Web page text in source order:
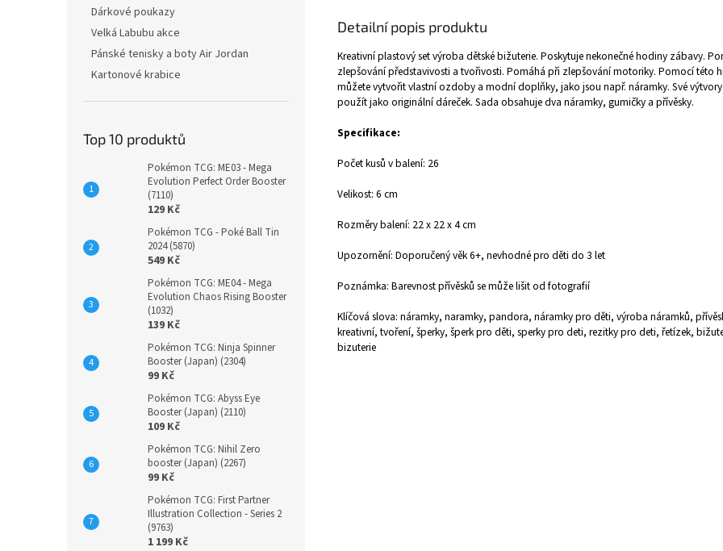
Dárkové poukazy
Velká Labubu akce
Pánské tenisky a boty Air Jordan
Kartonové krabice
Top 10 produktů
Pokémon TCG: ME03 - Mega
Evolution Perfect Order Booster
(7110)
129 Kč
Pokémon TCG - Poké Ball Tin
2024 (5870)
549 Kč
Pokémon TCG: ME04 - Mega
Evolution Chaos Rising Booster
(1032)
139 Kč
Pokémon TCG: Ninja Spinner
Booster (Japan) (2304)
99 Kč
Pokémon TCG: Abyss Eye
Booster (Japan) (2110)
109 Kč
Pokémon TCG: Nihil Zero
booster (Japan) (2267)
99 Kč
Pokémon TCG: First Partner
Illustration Collection - Series 2
(9763)
1 199 Kč
Detailní popis produktu
Kreativní plastový set výroba dětské bižuterie. Poskytuje nekonečné hodiny zábavy.
zlepšování představivosti a tvořivosti. Pomáhá při zlepšování motoriky. Pomocí této
můžete vytvořit vlastní ozdoby a modní doplňky, jako jsou např. náramky. Své
použít jako originální dáreček. Sada obsahuje dva náramky, gumičky a přívěsky.
Specifikace:
Počet kusů v balení: 26
Velikost: 6 cm
Rozměry balení: 22 x 22 x 4 cm
Upozornění: Doporučený věk 6+, nevhodné pro děti do 3 let
Poznámka: Barevnost přívěsků se může lišit od fotografií
Klíčová slova: náramky, naramky, pandora, náramky pro děti, výroba náramků,
kreativní, tvoření, šperky, šperk pro děti, sperky pro deti, rezitky pro deti, řetízek,
bizuterie